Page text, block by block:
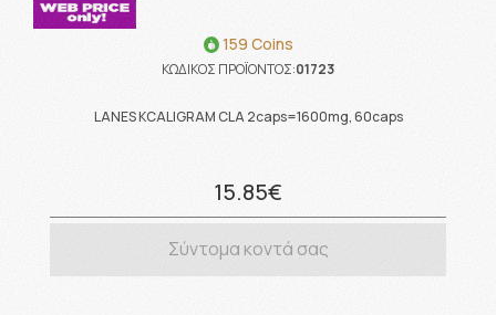
159 Coins
ΚΩΔΙΚΟΣ ΠΡΟΪΟΝΤΟΣ:01723
LANES KCALIGRAM CLA 2caps=1600mg, 60caps
15.85€
Σύντομα κοντά σας